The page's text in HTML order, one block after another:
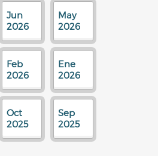
Jun
2026
May
2026
Feb
2026
Ene
2026
Oct
2025
Sep
2025